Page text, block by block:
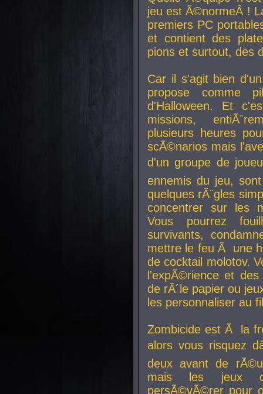
jeu est Ã©normeÂ !
premiers PC
et contient des
pions et surtout, des
Car il s'agit bien
propose comme
d'Halloween. Et
missions,
plusieurs heures
scÃ©narios mais
d'un groupe de
ennemis du jeu,
quelques rÃ¨gles
concentrer sur les
Vous pourrez
survivants,
mettre le feu Ã une
de cocktail molotov.
l'expÃ©rience et
de rÃ´le papier ou
les personnaliser au
Zombicide est Ã la
alors vous risquez
deux avant de
mais les jeux
persÃ©vÃ©rer pour